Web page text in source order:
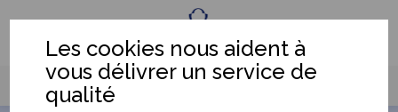
Les cookies nous aident à
vous délivrer un service de
qualité